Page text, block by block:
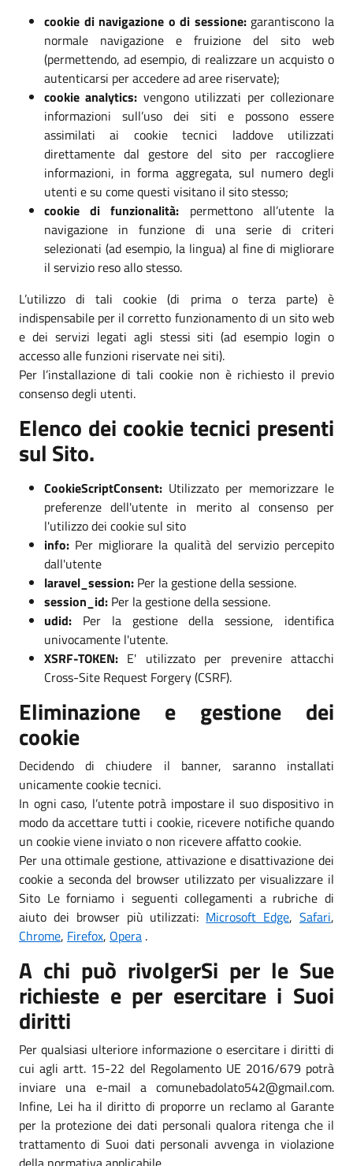
cookie di navigazione o di sessione:garantiscono la
normale navigazione e fruizione del sito web
(permettendo, ad esempio, di realizzare un acquisto o
autenticarsi per accedere ad aree riservate);
cookie analytics: vengono utilizzati per collezionare
informazioni sull’uso dei siti e possono essere
assimilati ai cookie tecnici laddove utilizzati
direttamente dal gestore del sito per raccogliere
informazioni, in forma aggregata, sul numero degli
utenti e su come questi visitano il sito stesso;
cookie di funzionalità: permettono all’utente la
navigazione in funzione di una serie di criteri
selezionati (ad esempio, la lingua) al fine di migliorare
il servizio reso allo stesso.
L’utilizzo di tali cookie (di prima o terza parte) è
indispensabile per il corretto funzionamento di un sito web
e dei servizi legati agli stessi siti (ad esempio login o
accesso alle funzioni riservate nei siti).
Per l’installazione di tali cookie non è richiesto il previo
consenso degli utenti.
Elenco dei cookie tecnici presenti
sul Sito.
CookieScriptConsent: Utilizzato per memorizzare le
preferenze dell'utente in merito al consenso per
l'utilizzo dei cookie sul sito
info: Per migliorare la qualità del servizio percepito
dall'utente
laravel_session: Per la gestione della sessione.
session_id: Per la gestione della sessione.
udid: Per la gestione della sessione, identifica
univocamente l'utente.
XSRF-TOKEN: E' utilizzato per prevenire attacchi
Cross-Site Request Forgery (CSRF).
Eliminazione e gestione dei
cookie
Decidendo di chiudere il banner, saranno installati
unicamente cookie tecnici.
In ogni caso, l’utente potrà impostare il suo dispositivo in
modo da accettare tutti i cookie, ricevere notifiche quando
un cookie viene inviato o non ricevere affatto cookie.
Per una ottimale gestione, attivazione e disattivazione dei
cookie a seconda del browser utilizzato per visualizzare il
Sito Le forniamo i seguenti collegamenti a rubriche di
aiuto dei browser più utilizzati: Microsoft Edge,Safari,
Chrome, Firefox, Opera .
A chi può rivolgerSi per le Sue
richieste e per esercitare i Suoi
diritti
Per qualsiasi ulteriore informazione o esercitare i diritti di
cui agli artt. 15-22 del Regolamento UE 2016/679 potrà
inviare una e-mail a comunebadolato542@gmail.com.
Infine, Lei ha il diritto di proporre un reclamo al Garante
per la protezione dei dati personali qualora ritenga che il
trattamento di Suoi dati personali avvenga in violazione